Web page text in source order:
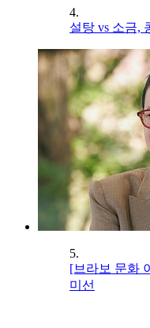
4.
설탕 vs 소금,
5.
[브라보 문화
미선